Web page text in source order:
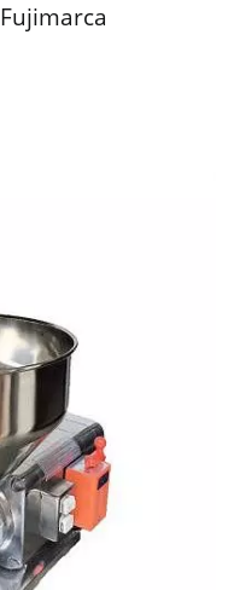
آلة تكسير الثلج من Fujimarca